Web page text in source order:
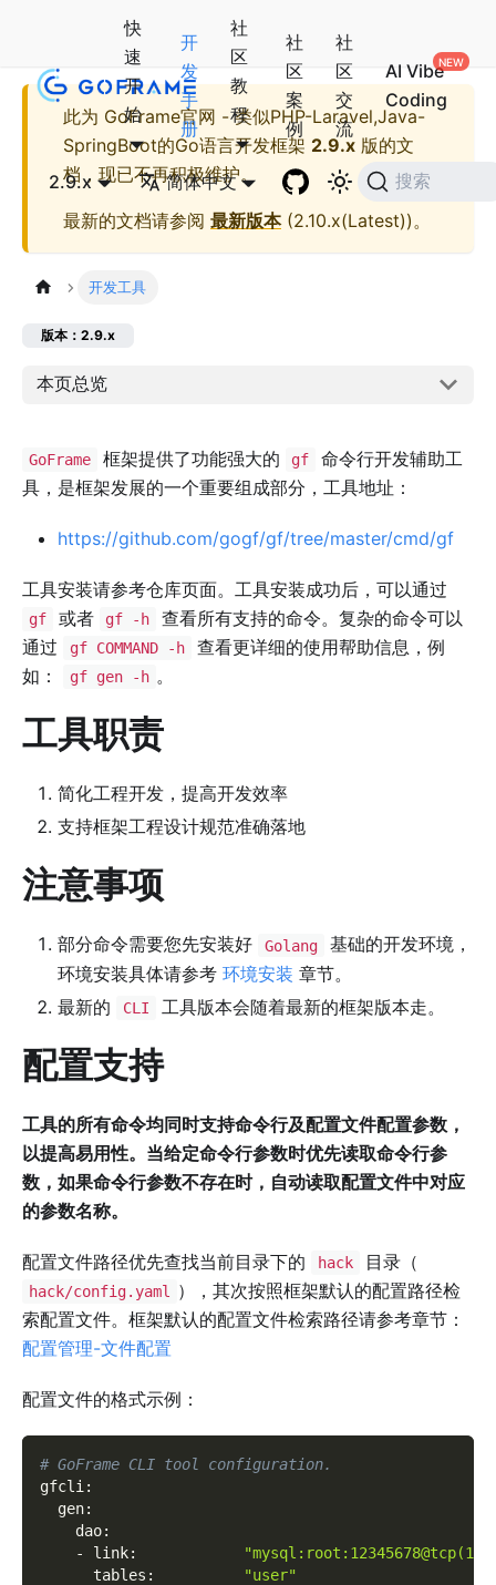
快
速
开
始
开
发
手
册
社
区
教
程
社
区
案
例
社
区
交
流
AI Vibe
Coding
2.9.x 简体中文 搜索
此为 GoFrame官网 - 类似PHP-Laravel,Java-
SpringBoot的Go语言开发框架 2.9.x 版的文
档，现已不再积极维护。
最新的文档请参阅 最新版本(2.10.x(Latest))。
开发工具
版本：2.9.x
本页总览
GoFrame 框架提供了功能强大的 gf
命令行开发辅助工
具，是框架发展的一个重要组成部分，工具地址：
https://github.com/gogf/gf/tree/master/cmd/gf
工具安装请参考仓库页面。工具安装成功后，可以通过
gf 或者 gf -h
查看所有支持的命令。复杂的命令可以
通过
gf COMMAND -h
查看更详细的使用帮助信息，例
如：
gf gen -h 。
工具职责
简化工程开发，提高开发效率
支持框架工程设计规范准确落地
注意事项
部分命令需要您先安装好 Golang
基础的开发环境，
环境安装具体请参考 环境安装 章节。
最新的
CLI 工具版本会随着最新的框架版本走。
配置支持
工具的所有命令均同时支持命令行及配置文件配置参数，
以提高易用性。当给定命令行参数时优先读取命令行参
数，如果命令行参数不存在时，自动读取配置文件中对应
的参数名称。
配置文件路径优先查找当前目录下的 hack 目录（
hack/config.yaml
），其次按照框架默认的配置路径检
索配置文件。框架默认的配置文件检索路径请参考章节：
配置管理-文件配置
配置文件的格式示例：
# GoFrame CLI tool configuration.
gfcli :
gen:
dao:
-
link:
tables :
"user"